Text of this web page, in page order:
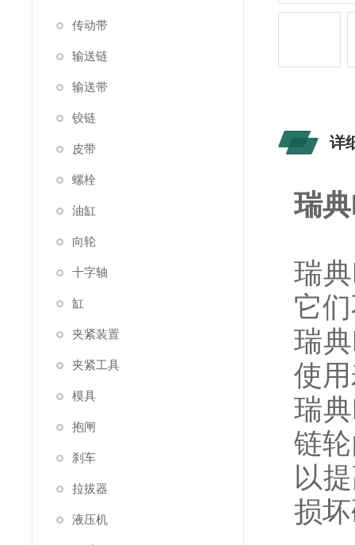
传动带
输送链
输送带
铰链
皮带
螺栓
油缸
向轮
十字轴
缸
夹紧装置
夹紧工具
模具
抱闸
刹车
拉拔器
液压机
详
瑞
瑞
它
瑞
使
瑞
链
以
损